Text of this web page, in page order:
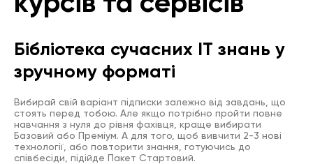
Бібліотека сучасних IT знань у
зручному форматі
Вибирай свій варіант підписки залежно від завдань, що
стоять перед тобою. Але якщо потрібно пройти повне
навчання з нуля до рівня фахівця, краще вибирати
Базовий або Преміум. А для того, щоб вивчити 2-3 нові
технології, або повторити знання, готуючись до
співбесіди, підійде Пакет Стартовий.